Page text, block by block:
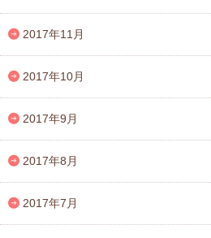
2017年11月
2017年10月
2017年9月
2017年8月
2017年7月